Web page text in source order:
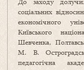
соціальних
економічного
Київського
Шевченка,
М. В.
педагогічна